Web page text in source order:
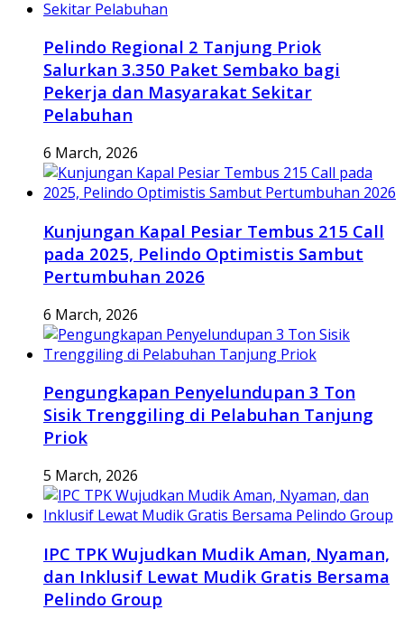
Pelindo Regional 2 Tanjung Priok
Salurkan 3.350 Paket Sembako bagi
Pekerja dan Masyarakat Sekitar
Pelabuhan
6 March, 2026
Kunjungan Kapal Pesiar Tembus 215 Call
pada 2025, Pelindo Optimistis Sambut
Pertumbuhan 2026
6 March, 2026
Pengungkapan Penyelundupan 3 Ton
Sisik Trenggiling di Pelabuhan Tanjung
Priok
5 March, 2026
IPC TPK Wujudkan Mudik Aman, Nyaman,
dan Inklusif Lewat Mudik Gratis Bersama
Pelindo Group